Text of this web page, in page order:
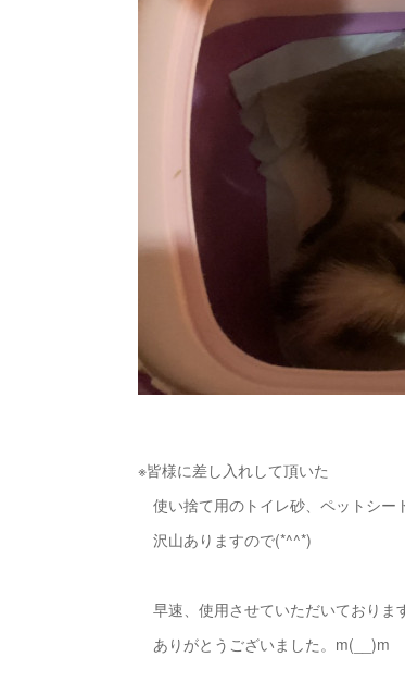
※皆様に差し入れして頂いた
使い捨て用のトイレ砂、ペットシー
沢山ありますので(*^^*)
早速、使用させていただいておりま
ありがとうございました。m(__)m